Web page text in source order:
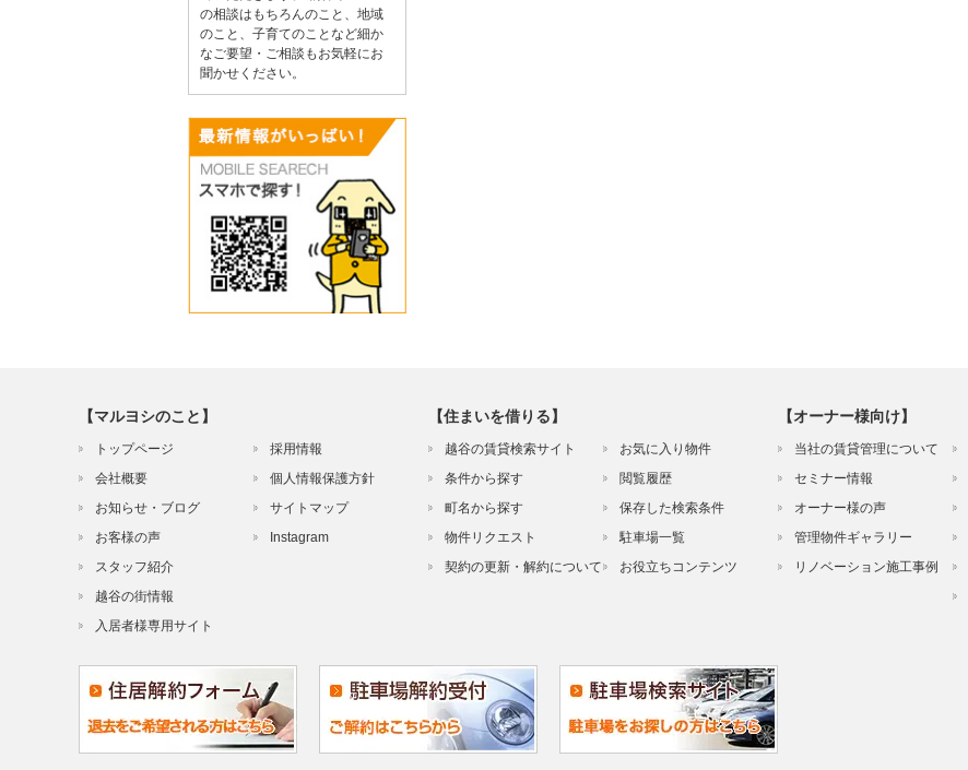
の相談はもちろんのこと、地域
のこと、子育てのことなど細か
なご要望・ご相談もお気軽にお
聞かせください。
【マルヨシのこと】
トップページ
会社概要
お知らせ・ブログ
お客様の声
スタッフ紹介
越谷の街情報
入居者様専用サイト
採用情報
個人情報保護方針
サイトマップ
Instagram
【住まいを借りる】
越谷の賃貸検索サイト
条件から探す
町名から探す
物件リクエスト
契約の更新・解約について
お気に入り物件
閲覧履歴
保存した検索条件
駐車場一覧
お役立ちコンテンツ
【オーナー様向け】
当社の賃貸管理について
セミナー情報
オーナー様の声
管理物件ギャラリー
リノベーション施工事例